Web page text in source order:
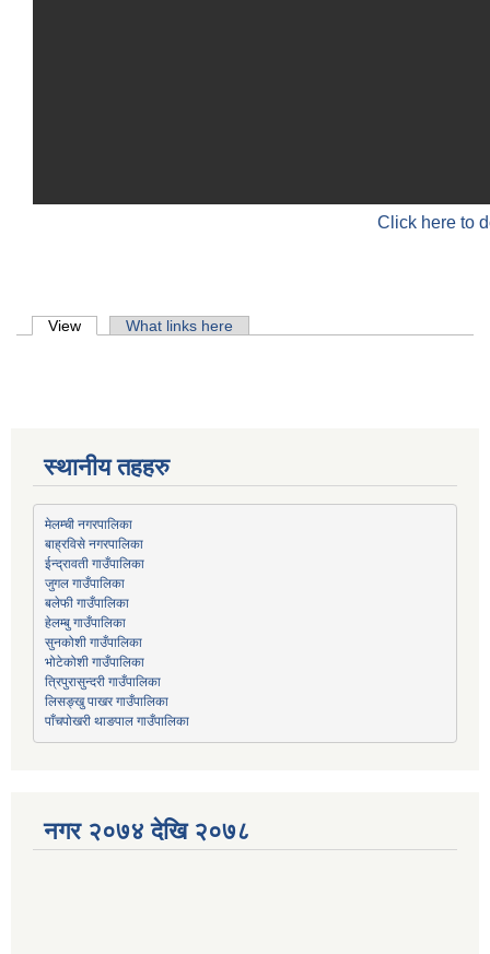
Click here to
Primary tabs
View (active tab)What links here
स्थानीय तहहरु
मेलम्ची नगरपालिका
बाह्रविसे नगरपालिका
ईन्द्रावती गाउँपालिका
जुगल गाउँपालिका
बलेफी गाउँपालिका
हेलम्बु गाउँपालिका
सुनकोशी गाउँपालिका
भोटेकोशी गाउँपालिका
त्रिपुरासुन्दरी गाउँपालिका
लिसङ्खु पाखर गाउँपालिका
पाँचपोखरी थाङपाल गाउँपालिका
नगर २०७४ देखि २०७८